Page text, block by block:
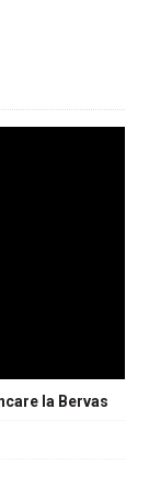
la Bervas